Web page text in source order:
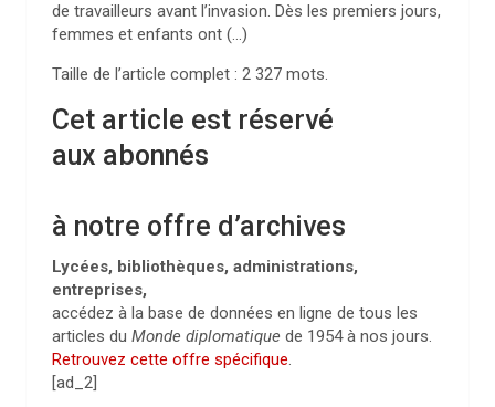
de travailleurs avant l’invasion. Dès les premiers jours,
femmes et enfants ont (…)
Taille de l’article complet : 2 327 mots.
Cet article est réservé
aux abonnés
à notre offre d’archives
Lycées, bibliothèques, administrations,
entreprises,
accédez à la base de données en ligne de tous les
articles du Monde diplomatique de 1954 à nos jours.
Retrouvez cette offre spécifique.
[ad_2]